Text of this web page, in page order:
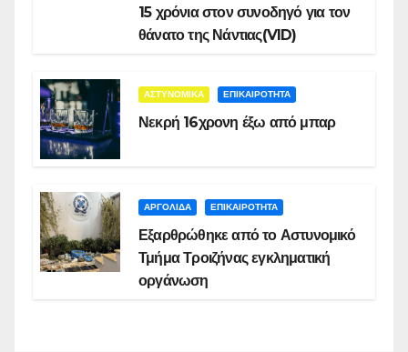
15 χρόνια στον συνοδηγό για τον
θάνατο της Νάντιας(VID)
ΑΣΤΥΝΟΜΙΚΑ ΕΠΙΚΑΙΡΟΤΗΤΑ
Νεκρή 16χρονη έξω από μπαρ
ΑΡΓΟΛΙΔΑ ΕΠΙΚΑΙΡΟΤΗΤΑ
Εξαρθρώθηκε από το Αστυνομικό
Τμήμα Τροιζήνας εγκληματική
οργάνωση